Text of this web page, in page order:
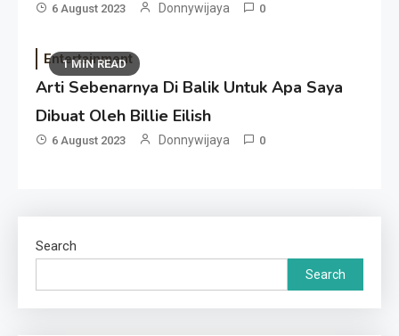
6 August 2023 Donnywijaya 0
1 MIN READ
Entertainment
Arti Sebenarnya Di Balik Untuk Apa Saya
Dibuat Oleh Billie Eilish
6 August 2023 Donnywijaya 0
Search
Search